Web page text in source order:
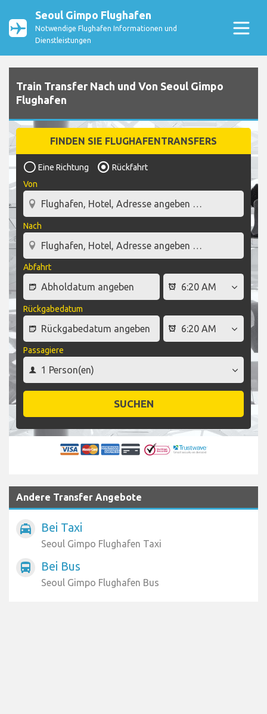
Seoul Gimpo Flughafen
Notwendige Flughafen Informationen und
Dienstleistungen
Train Transfer Nach und Von Seoul Gimpo
Flughafen
FINDEN SIE FLUGHAFENTRANSFERS
Eine Richtung
Rückfahrt
Von
Nach
Abfahrt
Rückgabedatum
Passagiere
SUCHEN
Andere Transfer Angebote
local_taxi Bei Taxi
Seoul Gimpo Flughafen Taxi
directions_bus Bei Bus
Seoul Gimpo Flughafen Bus